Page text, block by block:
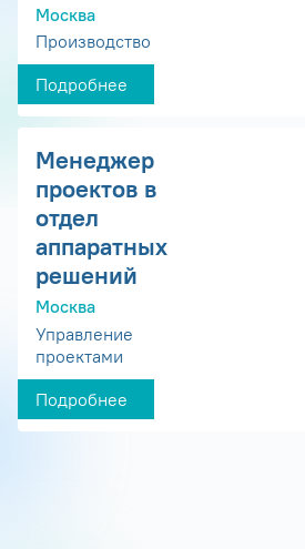
Москва
Производство
Подробнее
Менеджер
проектов в
отдел
аппаратных
решений
Москва
Управление
проектами
Подробнее